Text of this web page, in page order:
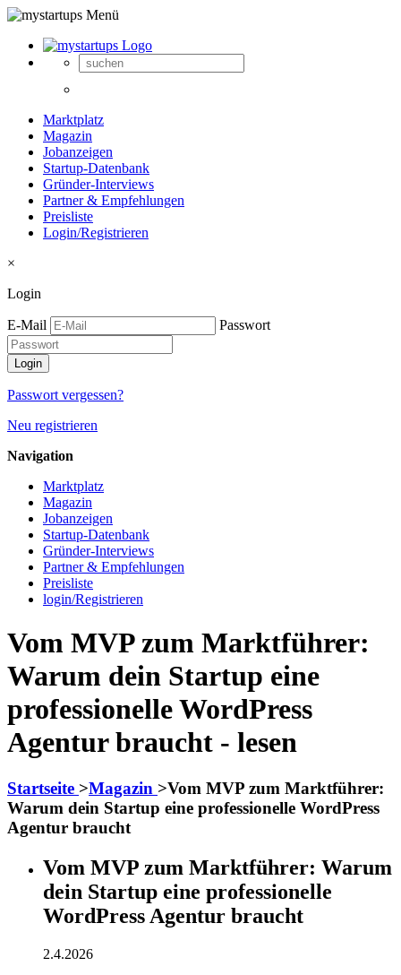
Marktplatz
Magazin
Jobanzeigen
Startup-Datenbank
Gründer-Interviews
Partner & Empfehlungen
Preisliste
Login/Registrieren
×
Login
E-Mail Passwort
Passwort vergessen?
Neu registrieren
Navigation
Marktplatz
Magazin
Jobanzeigen
Startup-Datenbank
Gründer-Interviews
Partner & Empfehlungen
Preisliste
login/Registrieren
Vom MVP zum Marktführer:
Warum dein Startup eine
professionelle WordPress
Agentur braucht - lesen
Startseite >Magazin >Vom MVP zum Marktführer:
Warum dein Startup eine professionelle WordPress
Agentur braucht
Vom MVP zum Marktführer: Warum
dein Startup eine professionelle
WordPress Agentur braucht
2.4.2026